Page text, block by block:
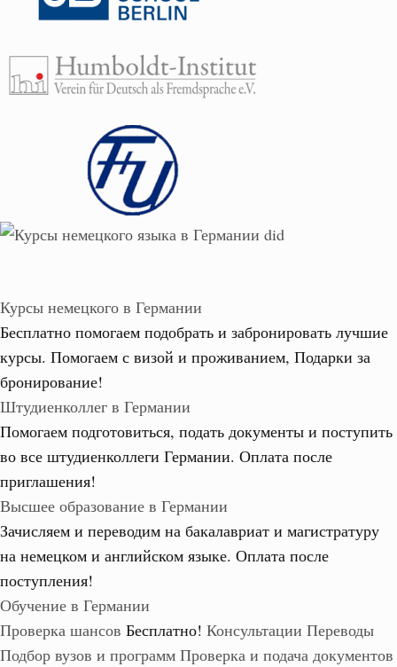
Курсы немецкого в Германии
Бесплатно помогаем подобрать и забронировать лучшие
курсы. Помогаем с визой и проживанием, Подарки за
бронирование!
Штудиенколлег в Германии
Помогаем подготовиться, подать документы и поступить
во все штудиенколлеги Германии. Оплата после
приглашения!
Высшее образование в Германии
Зачисляем и переводим на бакалавриат и магистратуру
на немецком и английском языке. Оплата после
поступления!
Обучение в Германии
Проверка шансов Бесплатно! Консультации Переводы
Подбор вузов и программ Проверка и подача документов